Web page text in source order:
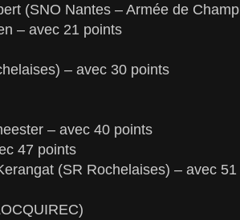
(SNO Nantes – Armée de
– avec 21 points
– avec 30 points
– avec 40 points
47 points
(SR Rochelaises) – avec